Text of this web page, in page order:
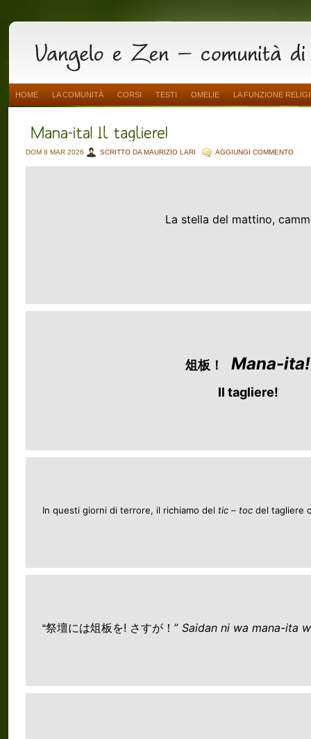
HOME LA COMUNITÀ CORSI TESTI OMELIE LA FUNZIONE
DOM 8 MAR 2026 SCRITTO DA MAURIZIO LARI AGGIUNGI COMMENTO
La stella del mattino,
俎板！ Mana-ita!
Il tagliere!
In questi giorni di terrore, il richiamo del tic – toc del tagliere
“祭壇には俎板を! さすが！ ” Saidan ni wa mana-ita